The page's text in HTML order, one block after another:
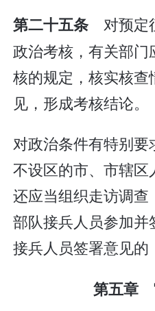
第二十五条 对预定
政治考核，有关部
核的规定，核实核
见，形成考核结论。
对政治条件有特别要
不设区的市、市辖
还应当组织走访调
部队接兵人员参加
接兵人员签署意见的
第五章